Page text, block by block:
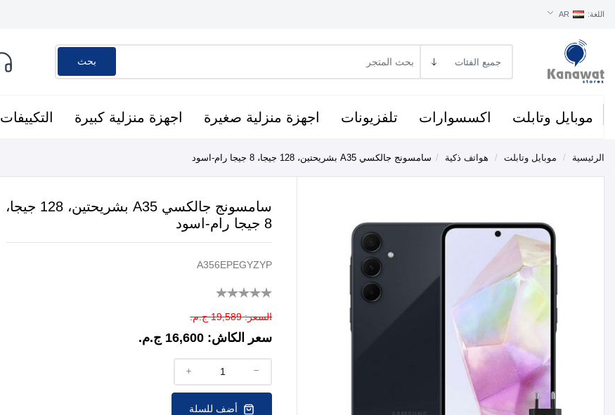
اللغة: AR
بحث
موبايل وتابلت اكسسوارات تلفزيونات اجهزة منزلية صغيرة اجهزة منزلية كبيرة التكييفات
الرئيسية / موبايل وتابلت / هواتف ذكية / سامسونج جالكسي A35 بشريحتين، 128 جيجا، 8 جيجا رام-اسود
سامسونج جالكسي A35 بشريحتين، 128 جيجا،
8 جيجا رام-اسود
A356EPEGYZYP
السعر: 19,589 ج.م.
سعر الكاش: 16,600 ج.م.
أضف للسلة